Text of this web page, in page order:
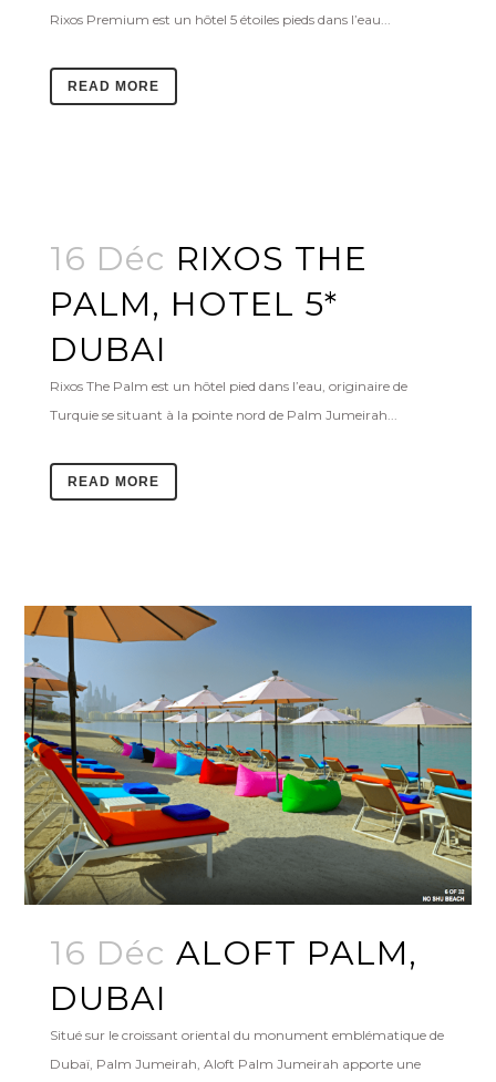
Rixos Premium est un hôtel 5 étoiles pieds dans l’eau...
READ MORE
16 Déc RIXOS THE
PALM, HOTEL 5*
DUBAI
Rixos The Palm est un hôtel pied dans l’eau, originaire de
Turquie se situant à la pointe nord de Palm Jumeirah...
READ MORE
16 Déc ALOFT PALM,
DUBAI
Situé sur le croissant oriental du monument emblématique de
Dubaï, Palm Jumeirah, Aloft Palm Jumeirah apporte une